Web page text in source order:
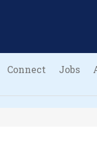
Connect Jobs